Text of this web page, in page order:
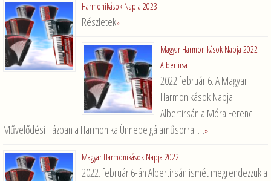
Harmonikások Napja 2023
Részletek»
Magyar Harmonikások Napja 2022
Albertirsa
2022.február 6. A Magyar
Harmonikások Napja
Albertirsán a Móra Ferenc
Művelődési Házban a Harmonika Ünnepe gálaműsorral …»
Magyar Harmonikások Napja 2022
2022. február 6-án Albertirsán ismét megrendezzük a